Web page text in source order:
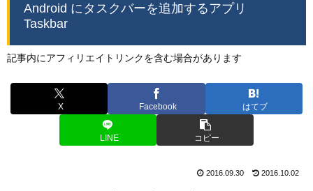
Android にタスクバーを追加するアプリ
Taskbar
記事内にアフィリエイトリンクを含む場合があります
X Facebook はてブ
LINE コピー
2016.09.30 2016.10.02